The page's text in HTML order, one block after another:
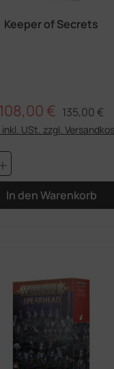
Keeper of Secrets
Verkaufspreis:
108,00 € Regulärer
135,00 €
inkl. USt. zzgl.
Anzahl: Gib
In den Warenkorb